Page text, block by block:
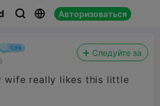
  Авторизоваться
Следуйте за
wife really likes this little